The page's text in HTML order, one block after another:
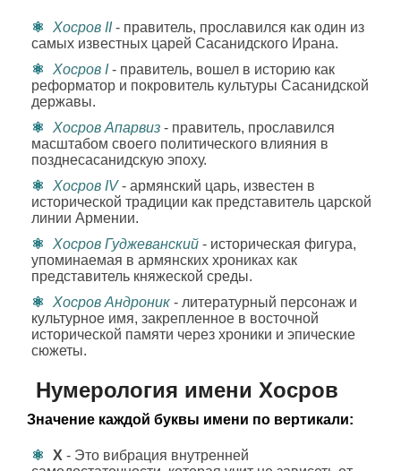
Хосров II- правитель, прославился как один из
самых известных царей Сасанидского Ирана.
Хосров I- правитель, вошел в историю как
реформатор и покровитель культуры Сасанидской
державы.
Хосров Апарвиз - правитель, прославился
масштабом своего политического влияния в
позднесасанидскую эпоху.
Хосров IV- армянский царь, известен в
исторической традиции как представитель царской
линии Армении.
Хосров Гуджеванский - историческая фигура,
упоминаемая в армянских хрониках как
представитель княжеской среды.
Хосров Андроник - литературный персонаж и
культурное имя, закрепленное в восточной
исторической памяти через хроники и эпические
сюжеты.
Нумерология имени Хосров
Значение каждой буквы имени по вертикали:
Х - Это вибрация внутренней